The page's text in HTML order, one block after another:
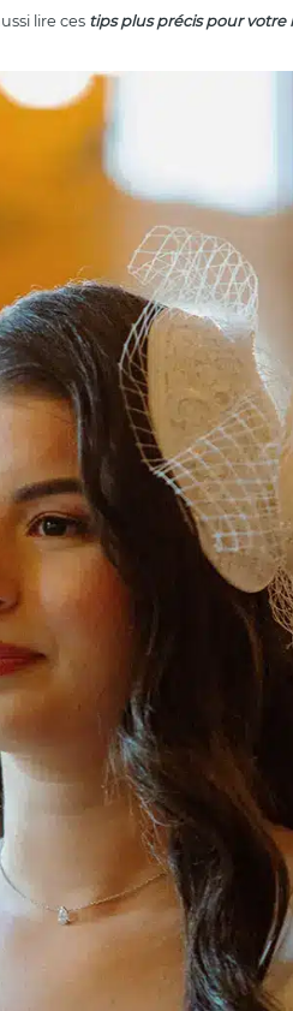
lire ces tips plus précis pour